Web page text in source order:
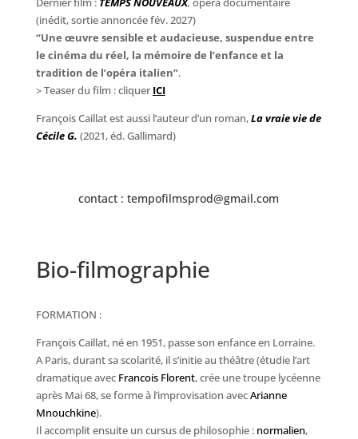
(inédit, sortie annoncée fév. 2027)
“Une œuvre sensible et audacieuse, suspendue entre
le cinéma du réel, la mémoire de l’enfance et la
tradition de l’opéra italien”.
> Teaser du film : cliquer ICI
François Caillat est aussi l’auteur d’un roman,La vraie vie de
CécileG. (2021, éd. Gallimard)
contact : tempofilmsprod@gmail.com
Bio-filmographie
FORMATION :
François Caillat, né en 1951, passe son enfance en Lorraine.
A Paris, durant sa scolarité, il s’initie au théâtre (étudie l’art
dramatique avec Francois Florent, crée une troupe lycéenne
après Mai 68, se forme à l’improvisation avecArianne
Mnouchkine).
Il accomplit ensuite un cursus de philosophie : normalien,